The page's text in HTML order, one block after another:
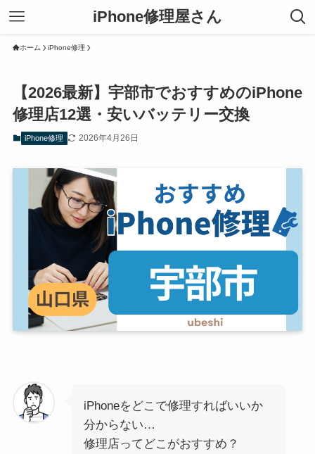
iPhone修理屋さん
ホーム iPhone修理
【2026最新】宇部市でおすすめのiPhone
修理店12選・安いバッテリー交換
iPhone修理 2026年4月26日
iPhoneをどこで修理すればいいか
分からない…
修理店ってどこがおすすめ？